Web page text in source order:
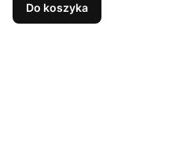
Do koszyka